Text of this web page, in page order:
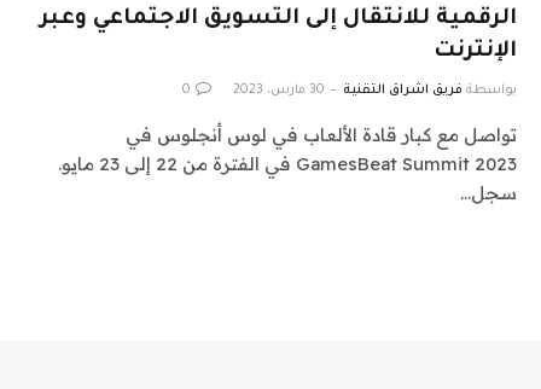
الرقمية للانتقال إلى التسويق الاجتماعي وعبر
الإنترنت
بواسطة فريق اشراق التقنية 30 مارس، 2023 0
تواصل مع كبار قادة الألعاب في لوس أنجلوس في
GamesBeat Summit 2023 في الفترة من 22 إلى 23 مايو.
سجل…